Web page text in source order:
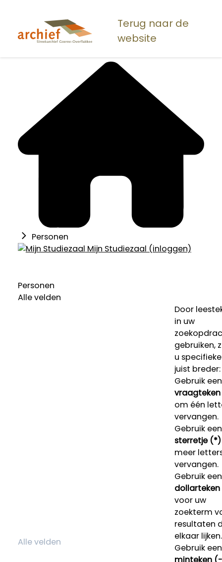
naar
Terug naar de
website
Personen
Mijn Studiezaal (inloggen)
Personen
Alle velden
Door
in uw
gebruiken,
u
juist breder:
Gebruik een
om één
vervangen.
Gebruik een
sterretje (*)
meer
vervangen.
Gebruik een
voor uw
zoekterm
resultaten
elkaar lijken.
Gebruik een